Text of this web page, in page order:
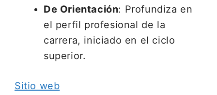
De Orientación: Profundiza en
el perfil profesional de la
carrera, iniciado en el ciclo
superior.
Sitio web